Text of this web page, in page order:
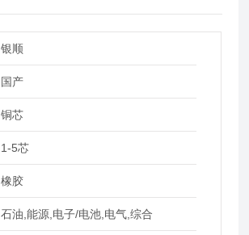
银顺
国产
铜芯
1-5芯
橡胶
石油,能源,电子/电池,电气,综合